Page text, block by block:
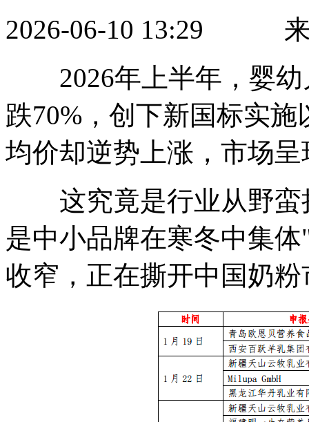
2026-06-10 13:29 来
2026年上半年，婴幼
跌70%，创下新国标实
均价却逆势上涨，市场
这究竟是行业从野蛮
是中小品牌在寒冬中集
收窄，正在撕开中国奶